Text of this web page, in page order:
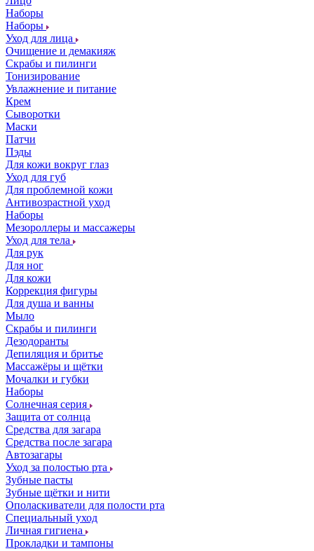
Наборы
Наборы
Уход для лица
Очищение и демакияж
Скрабы и пилинги
Тонизирование
Увлажнение и питание
Крем
Сыворотки
Маски
Патчи
Пэды
Для кожи вокруг глаз
Уход для губ
Для проблемной кожи
Антивозрастной уход
Наборы
Мезороллеры и массажеры
Уход для тела
Для рук
Для ног
Для кожи
Коррекция фигуры
Для душа и ванны
Мыло
Скрабы и пилинги
Дезодоранты
Депиляция и бритье
Массажёры и щётки
Мочалки и губки
Наборы
Солнечная серия
Защита от солнца
Средства для загара
Средства после загара
Автозагары
Уход за полостью рта
Зубные пасты
Зубные щётки и нити
Ополаскиватели для полости рта
Специальный уход
Личная гигиена
Прокладки и тампоны